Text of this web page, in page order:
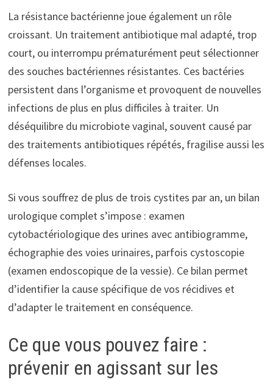
La résistance bactérienne joue également un rôle
croissant. Un traitement antibiotique mal adapté, trop
court, ou interrompu prématurément peut sélectionner
des souches bactériennes résistantes. Ces bactéries
persistent dans l’organisme et provoquent de nouvelles
infections de plus en plus difficiles à traiter. Un
déséquilibre du microbiote vaginal, souvent causé par
des traitements antibiotiques répétés, fragilise aussi les
défenses locales.
Si vous souffrez de plus de trois cystites par an, un bilan
urologique complet s’impose : examen
cytobactériologique des urines avec antibiogramme,
échographie des voies urinaires, parfois cystoscopie
(examen endoscopique de la vessie). Ce bilan permet
d’identifier la cause spécifique de vos récidives et
d’adapter le traitement en conséquence.
Ce que vous pouvez faire :
prévenir en agissant sur les